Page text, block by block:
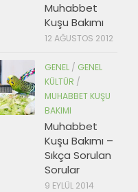
Muhabbet
Kuşu Bakımı
12 AĞUSTOS 2012
GENEL / GENEL
KÜLTÜR /
MUHABBET KUŞU
BAKIMI
Muhabbet
Kuşu Bakımı –
Sıkça Sorulan
Sorular
9 EYLÜL 2014